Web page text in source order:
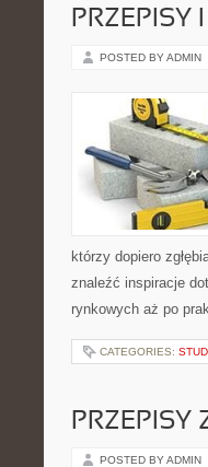
PRZEPISY
POSTED BY ADMIN
którzy dopiero
znaleźć inspiracje
rynkowych aż po
CATEGORIES:
PRZEPISY
POSTED BY ADMIN